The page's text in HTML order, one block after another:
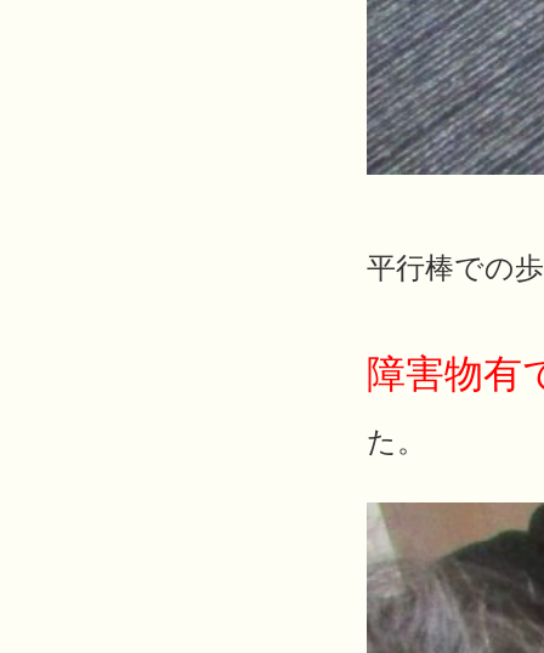
平行棒での
障害物有
た。